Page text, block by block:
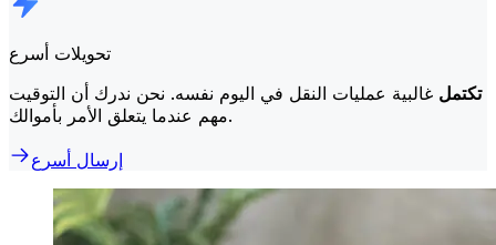
تحويلات أسرع
تكتمل غالبية عمليات النقل في اليوم نفسه. نحن ندرك أن التوقيت
مهم عندما يتعلق الأمر بأموالك.
إرسال أسرع